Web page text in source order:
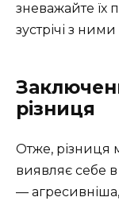
зневажайте їх
зустрічі з
різниця
Отже, різниця
виявляє себе
—